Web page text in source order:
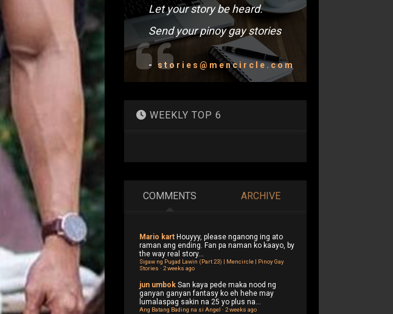
Let your story be heard.
Send your pinoy gay stories
- stories@mencircle.com
WEEKLY TOP 6
COMMENTS ARCHIVE
Mario kart Houyyy, please nganong ing ato
raman ang ending. Fan pa naman ko kaayo, by
the way real story...
Sigaw ng Pugad Lawin (Part 23) | Mencircle | Pinoy Gay
Stories · 2 weeks ago
jun umbok San kaya pede maka nood ng
ganyan ganyan fantasy ko eh hehe may
lumalaspag sakin na 25 yo plus na...
Ang Batang Bading na si Angel · 2 weeks ago